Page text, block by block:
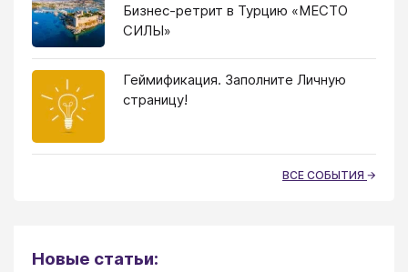
Бизнес-ретрит в Турцию «МЕСТО
СИЛЫ»
Геймификация. Заполните Личную
страницу!
ВСЕ СОБЫТИЯ
Новые статьи: